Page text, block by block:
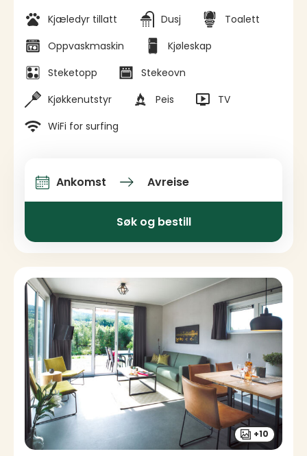
Kjæledyr tillatt
Dusj
Toalett
Oppvaskmaskin
Kjøleskap
Steketopp
Stekeovn
Kjøkkenutstyr
Peis
TV
WiFi for surfing
Ankomst og avreise
Ankomst Avreise
Søk og bestill
+10